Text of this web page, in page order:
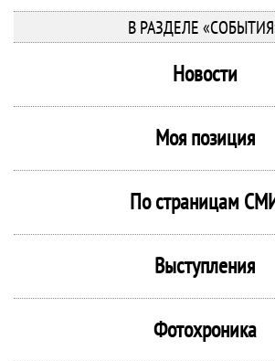
В РАЗДЕЛЕ
Новости
Моя позиция
По страницам
Выступления
Фотохроника